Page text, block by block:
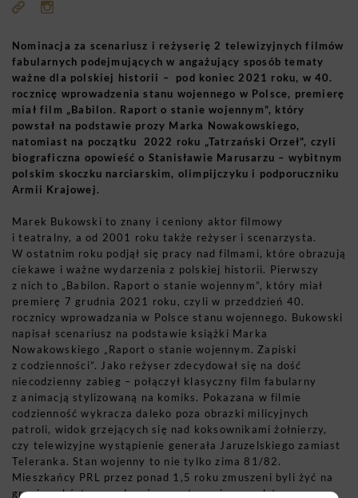
Nominacja za scenariusz i reżyserię 2 telewizyjnych filmów
fabularnych podejmujących w angażujący sposób tematy
ważne dla polskiej historii – pod koniec 2021 roku, w 40.
rocznicę wprowadzenia stanu wojennego w Polsce, premierę
miał film „Babilon. Raport o stanie wojennym”, który
powstał na podstawie prozy Marka Nowakowskiego,
natomiast na początku 2022 roku „Tatrzański Orzeł”, czyli
biograficzna opowieść o Stanisławie Marusarzu – wybitnym
polskim skoczku narciarskim, olimpijczyku i podporuczniku
Armii Krajowej.
Marek Bukowski to znany i ceniony aktor filmowy
i teatralny, a od 2001 roku także reżyser i scenarzysta.
W ostatnim roku podjął się pracy nad filmami, które obrazują
ciekawe i ważne wydarzenia z polskiej historii. Pierwszy
z nich to „Babilon. Raport o stanie wojennym”, który miał
premierę 7 grudnia 2021 roku, czyli w przeddzień 40.
rocznicy wprowadzania w Polsce stanu wojennego. Bukowski
napisał scenariusz na podstawie książki Marka
Nowakowskiego „Raport o stanie wojennym. Zapiski
z codzienności”. Jako reżyser zdecydował się na dość
niecodzienny zabieg – połączył klasyczny film fabularny
z animacją stylizowaną na komiks. Pokazana w filmie
codzienność wykracza daleko poza obrazki milicyjnych
patroli, widok grzejących się nad koksownikami żołnierzy,
czy telewizyjne wystąpienie generała Jaruzelskiego zamiast
Teleranka. Stan wojenny to nie tylko zima 81/82.
Mieszkańcy PRL przez ponad 1,5 roku zmuszeni byli żyć na
granicy ubóstwa, walczyć o przetrwanie, o podstawowe